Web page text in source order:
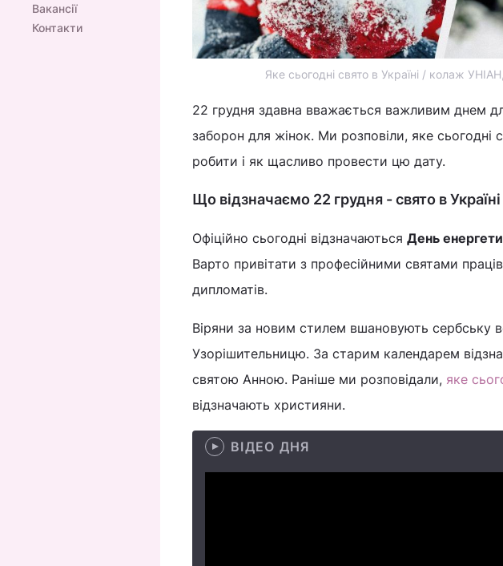
Вакансії
Контакти
Яке сьогодні свято в Україні / колаж
22 грудня здавна вважається важливим днем
заборон для жінок. Ми розповіли, яке сьогодні
робити і як щасливо провести цю дату.
Що відзначаємо 22 грудня - свято в Україні
Офіційно сьогодні відзначаються День
Варто привітати з професійними святами
дипломатів.
Віряни за новим стилем вшановують сербську
Узорішительницю. За старим календарем
святою Анною. Раніше ми розповідали, яке
відзначають християни.
ВІДЕО ДНЯ